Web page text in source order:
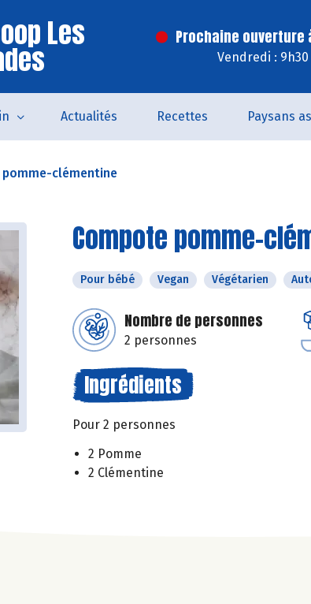
Les Prochaine ouverture
Vendredi : 9h30
Actualités Recettes Paysans
pomme-clémentine
Compote pomme-
Pour bébé Vegan Végétarien
Nombre de personnes
2 personnes
Ingrédients
Pour 2 personnes
2 Pomme
2 Clémentine